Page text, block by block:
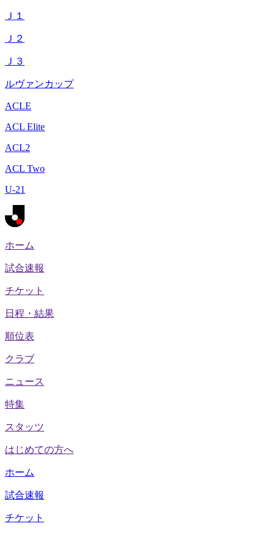
Ｊ１
Ｊ２
Ｊ３
ルヴァンカップ
ACLE
ACL Elite
ACL2
ACL Two
U-21
ホーム
試合速報
チケット
日程・結果
順位表
クラブ
ニュース
特集
スタッツ
はじめての方へ
ホーム
試合速報
チケット